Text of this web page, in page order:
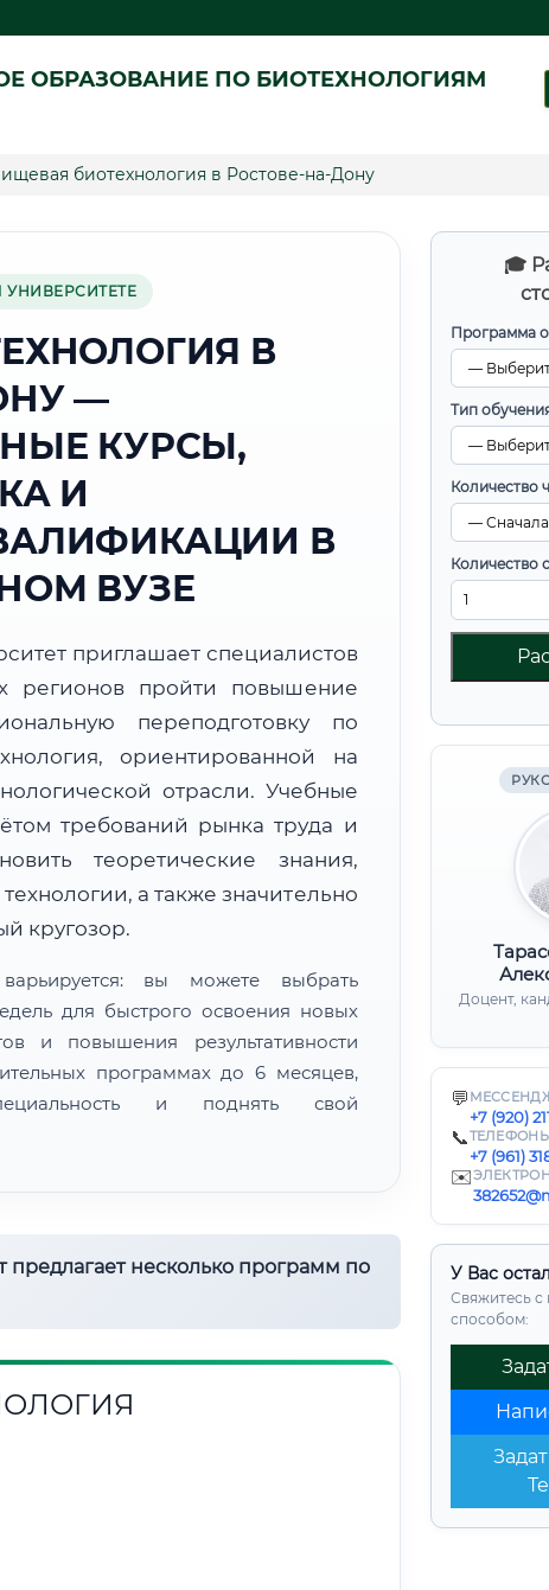
ОБРАЗОВАНИЕ ПО БИОТЕХНОЛОГИЯМ
биотехнология в Ростове-на-Дону
🎓
Программа
Тип
Количество
Количество
Доцент,
💬
+7 (920)
📞
+7 (961)
✉️
У Вас
Свяжитесь
способом:
В
—
КУРСЫ,
И
В
ВУЗЕ
приглашает специалистов
регионов пройти повышение
переподготовку по
ориентированной на
отрасли. Учебные
требований рынка труда и
теоретические знания,
а также значительно
кругозор.
вы можете выбрать
для быстрого освоения новых
и повышения результативности
программах до 6 месяцев,
и поднять свой
несколько программ по